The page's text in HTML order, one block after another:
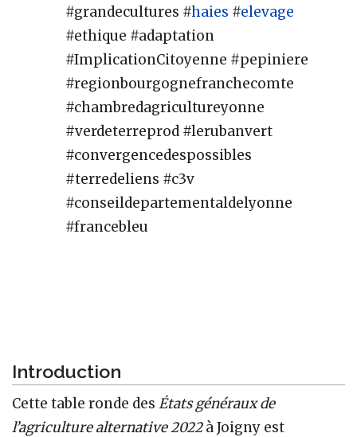
#grandecultures #haies #elevage
#ethique #adaptation
#ImplicationCitoyenne #pepiniere
#regionbourgognefranchecomte
#chambredagricultureyonne
#verdeterreprod #lerubanvert
#convergencedespossibles
#terredeliens #c3v
#conseildepartementaldelyonne
#francebleu
Introduction
Cette table ronde des États généraux de
l’agriculture alternative 2022à Joigny est